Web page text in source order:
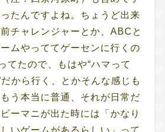
たんですよね。ちょうど出来
チャレンジャーとか、ABCと
ムやっててゲーセンに行くの
てたので、もはや“ハマって
だから行く、とかそんな感じも
う本当に普通、それが日常だ
ーマニが出た時には「かなり
いゲームがあるらしい」って